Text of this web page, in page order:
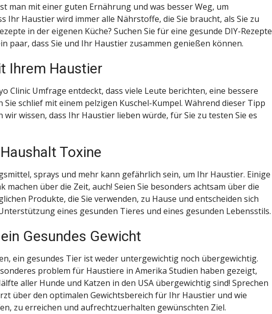
man mit einer guten Ernährung und was besser Weg, um
Ihr Haustier wird immer alle Nährstoffe, die Sie braucht, als Sie zu
in der eigenen Küche? Suchen Sie für eine gesunde DIY-Rezepte
paar, dass Sie und Ihr Haustier zusammen genießen können.
Ihrem Haustier
Clinic Umfrage entdeckt, dass viele Leute berichten, eine bessere
Sie schlief mit einem pelzigen Kuschel-Kumpel. Während dieser Tipp
wissen, dass Ihr Haustier lieben würde, für Sie zu testen Sie es
Toxine
sprays und mehr kann gefährlich sein, um Ihr Haustier. Einige
machen über die Zeit, auch! Seien Sie besonders achtsam über die
Produkte, die Sie verwenden, zu Hause und entscheiden sich
eines gesunden Tieres und eines gesunden Lebensstils.
Gesundes Gewicht
ein gesundes Tier ist weder untergewichtig noch übergewichtig.
problem für Haustiere in Amerika Studien haben gezeigt,
aller Hunde und Katzen in den USA übergewichtig sind! Sprechen
über den optimalen Gewichtsbereich für Ihr Haustier und wie
zu erreichen und aufrechtzuerhalten gewünschten Ziel.